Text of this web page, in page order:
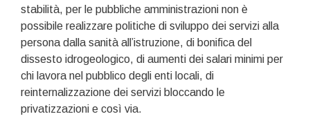
stabilità, per le pubbliche amministrazioni non è
possibile realizzare politiche di sviluppo dei servizi alla
persona dalla sanità all’istruzione, di bonifica del
dissesto idrogeologico, di aumenti dei salari minimi per
chi lavora nel pubblico degli enti locali, di
reinternalizzazione dei servizi bloccando le
privatizzazioni e così via.